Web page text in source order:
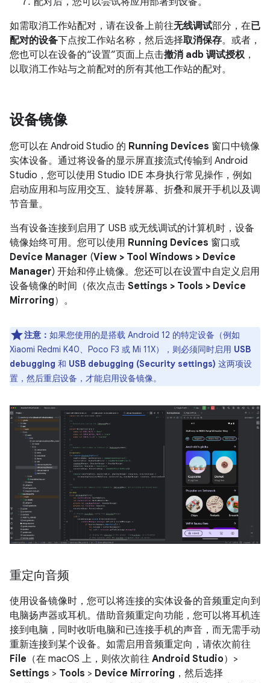
如需取消工作站配对，请在设备上前往无线调试部分，在已
配对的设备下点按工作站名称，然后选择取消保存。或者，
您也可以在设备的“设置”页面上点击撤消 adb 调试授权，
以取消工作站与之前配对的所有其他工作站的配对。
设备镜像
您可以在 Android Studio 的 Running Devices 窗口中镜像
实体设备。通过将设备的显示屏直接流式传输到 Android
Studio，您可以使用 Studio IDE 本身执行常见操作，例如
启动应用和与应用交互、旋转屏幕、折叠和展开手机以及调
节音量。
当有设备连接到启用了 USB 或无线调试的计算机时，设备
镜像始终可用。您可以使用 Running Devices 窗口或
Device Manager (View > Tool Windows > Device
Manager) 开始和停止镜像。您还可以在设置中自定义启用
设备镜像的时间（依次点击 Settings > Tools > Device
Mirroring）。
注意： 如果您使用的是搭载 Android 12 的特定设备（例如
Xiaomi Redmi K40、Poco F3 或 Mi 11X），则必须同时启用 USB
debugging 和 USB debugging (Security settings) 这两项设
置，然后重启设备，才能启用设备镜像。
重定向音频
使用设备镜像时，您可以将连接的实体设备的音频重定向到
电脑扬声器或耳机。借助音频重定向功能，您可以将耳机连
接到电脑，同时收听电脑和已连接手机的声音，而无需手动
重新连接到某个设备。如需启用音频重定向，请依次前往
File （在 macOS 上，则依次前往 Android Studio）>
Settings > Tools > Device Mirroring ，然后选择